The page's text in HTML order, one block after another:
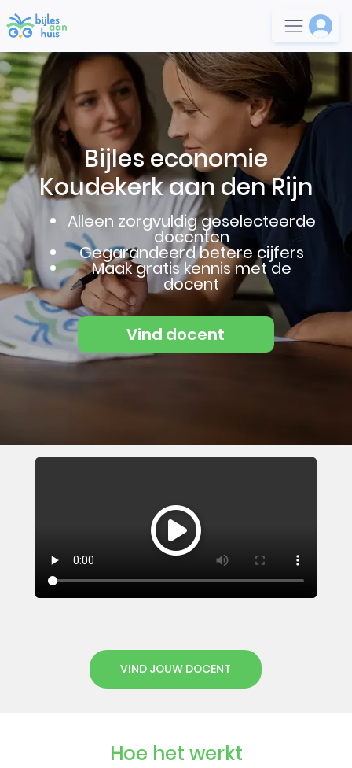
Bijles economie
Koudekerk aan den Rijn
Alleen zorgvuldig geselecteerde
docenten
Gegarandeerd betere cijfers
Maak gratis kennis met de
docent
Vind docent
VIND JOUW DOCENT
Hoe het werkt